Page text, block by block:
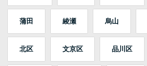
蒲田 綾瀬 烏山
北区 文京区 品川区